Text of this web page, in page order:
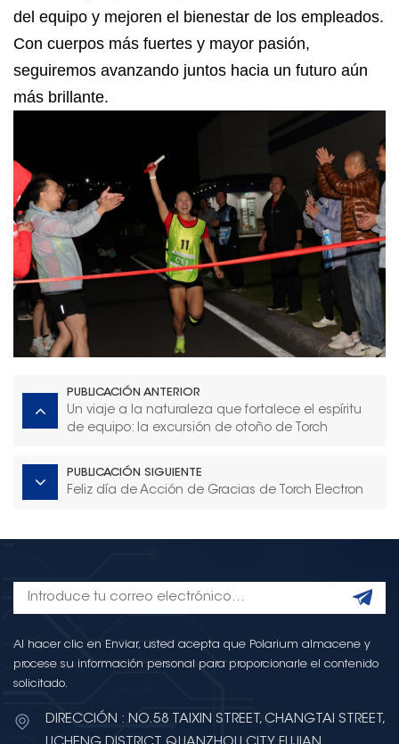
del equipo y mejoren el bienestar de los empleados.
Con cuerpos más fuertes y mayor pasión,
seguiremos avanzando juntos hacia un futuro aún
más brillante.
PUBLICACIÓN ANTERIOR
Un viaje a la naturaleza que fortalece el espíritu
de equipo: la excursión de otoño de Torch
PUBLICACIÓN SIGUIENTE
Feliz día de Acción de Gracias de Torch Electron
Al hacer clic en Enviar, usted acepta que Polarium almacene y
procese su información personal para proporcionarle el contenido
solicitado.
DIRECCIÓN : NO.58 TAIXIN STREET, CHANGTAI STREET,